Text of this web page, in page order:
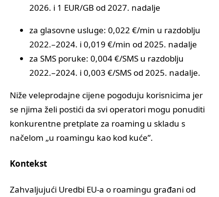
2026. i 1 EUR/GB od 2027. nadalje
za glasovne usluge: 0,022 €/min u razdoblju
2022.–2024. i 0,019 €/min od 2025. nadalje
za SMS poruke: 0,004 €/SMS u razdoblju
2022.–2024. i 0,003 €/SMS od 2025. nadalje.
Niže veleprodajne cijene pogoduju korisnicima jer
se njima želi postići da svi operatori mogu ponuditi
konkurentne pretplate za roaming u skladu s
načelom „u roamingu kao kod kuće”.
Kontekst
Zahvaljujući Uredbi EU-a o roamingu građani od